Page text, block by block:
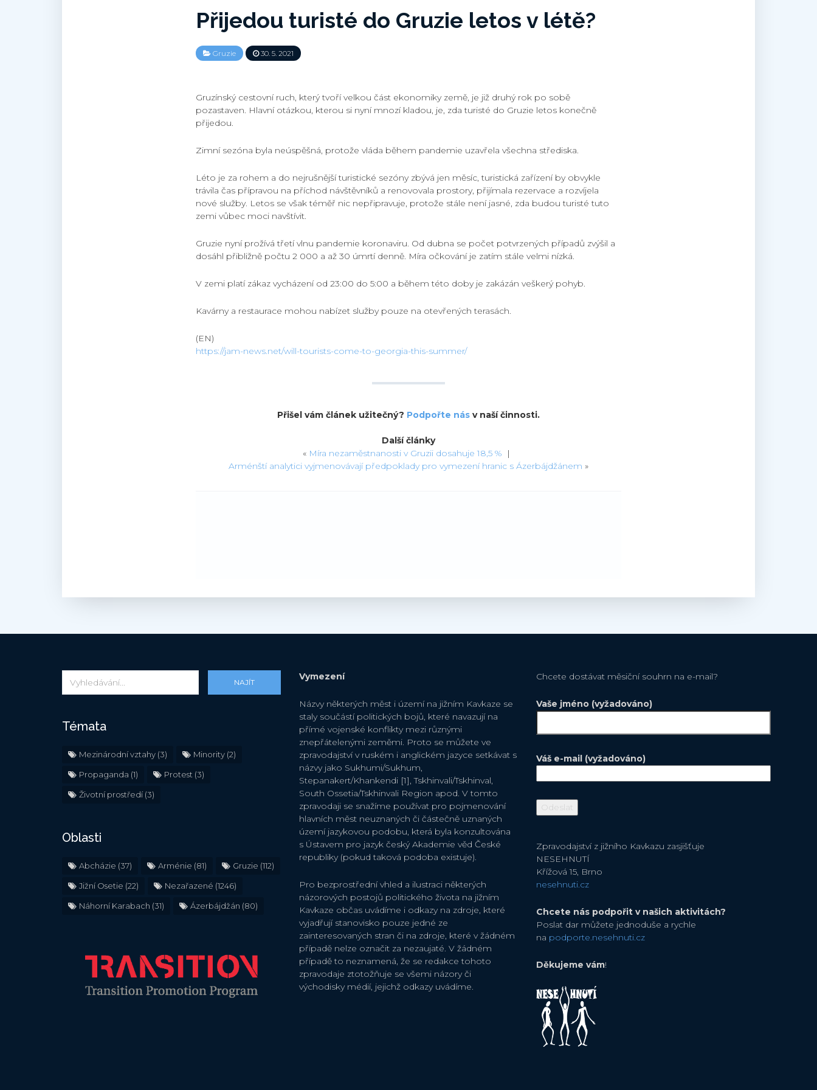
Přijedou turisté do Gruzie letos v létě?
Gruzie 30. 5. 2021
Gruzínský cestovní ruch, který tvoří velkou část ekonomiky země, je již druhý rok po sobě
pozastaven. Hlavní otázkou, kterou si nyní mnozí kladou, je, zda turisté do Gruzie letos konečně
přijedou.
Zimní sezóna byla neúspěšná, protože vláda během pandemie uzavřela všechna střediska.
Léto je za rohem a do nejrušnější turistické sezóny zbývá jen měsíc, turistická zařízení by obvykle
trávila čas přípravou na příchod návštěvníků a renovovala prostory, přijímala rezervace a rozvíjela
nové služby. Letos se však téměř nic nepřipravuje, protože stále není jasné, zda budou turisté tuto
zemi vůbec moci navštívit.
Gruzie nyní prožívá třetí vlnu pandemie koronaviru. Od dubna se počet potvrzených případů zvýšil a
dosáhl přibližně počtu 2 000 a až 30 úmrtí denně. Míra očkování je zatím stále velmi nízká.
V zemi platí zákaz vycházení od 23:00 do 5:00 a během této doby je zakázán veškerý pohyb.
Kavárny a restaurace mohou nabízet služby pouze na otevřených terasách.
(EN)
https://jam-news.net/will-tourists-come-to-georgia-this-summer/
Přišel vám článek užitečný? Podpořte nás v naší činnosti.
Další články
« Míra nezaměstnanosti v Gruzii dosahuje 18,5 % |
Arménští analytici vyjmenovávají předpoklady pro vymezení hranic s Ázerbájdžánem »
NAJÍT
Témata
Mezinárodní vztahy (3) Minority (2)
Propaganda (1) Protest (3)
Životní prostředí(3)
Oblasti
Abcházie (37) Arménie (81) Gruzie (112)
Jižní Osetie (22) Nezařazené (1246)
Náhorní Karabach (31) Ázerbájdžán (80)
Vymezení
Názvy některých měst i území na jižním Kavkaze se
staly součástí politických bojů, které navazují na
přímé vojenské konflikty mezi různými
znepřátelenými zeměmi. Proto se můžete ve
zpravodajství v ruském i anglickém jazyce setkávat s
názvy jako Sukhumi/Sukhum,
Stepanakert/Khankendi [1], Tskhinvali/Tskhinval,
South Ossetia/Tskhinvali Region apod. V tomto
zpravodaji se snažíme používat pro pojmenování
hlavních měst neuznaných či částečně uznaných
území jazykovou podobu, která byla konzultována
s Ústavem pro jazyk český Akademie věd České
republiky (pokud taková podoba existuje).
Pro bezprostřední vhled a ilustraci některých
názorových postojů politického života na jižním
Kavkaze občas uvádíme i odkazy na zdroje, které
vyjadřují stanovisko pouze jedné ze
zainteresovaných stran či na zdroje, které v žádném
případě nelze označit za nezaujaté. V žádném
případě to neznamená, že se redakce tohoto
zpravodaje ztotožňuje se všemi názory či
východisky médií, jejichž odkazy uvádíme.
Chcete dostávat měsiční souhrn na e-mail?
Vaše jméno (vyžadováno)
Váš e-mail (vyžadováno)
Zpravodajství z jižního Kavkazu zasjišťuje
NESEHNUTÍ
Křížová 15, Brno
nesehnuti.cz
Chcete nás podpořit v našich aktivitách?
Poslat dar můžete jednoduše a rychle
na podporte.nesehnuti.cz
Děkujeme vám!